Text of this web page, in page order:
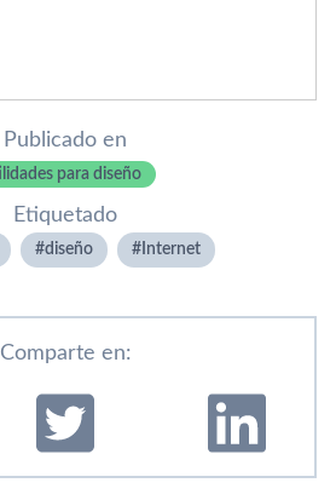
Publicado en
para diseño
Etiquetado
diseño Internet
Comparte en: